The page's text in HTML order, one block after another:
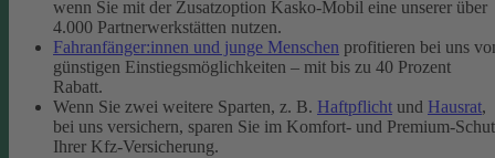
wenn Sie mit der Zusatzoption Kasko-Mobil eine unserer über
4.000 Partnerwerkstätten nutzen.
Fahranfänger:innen und junge Menschen profitieren bei uns
günstigen Einstiegsmöglichkeiten – mit bis zu 40 Prozent
Rabatt.
Wenn Sie zwei weitere Sparten, z. B. Haftpflicht und Hausrat,
bei uns versichern, sparen Sie im Komfort- und Premium-
Ihrer Kfz-Versicherung.